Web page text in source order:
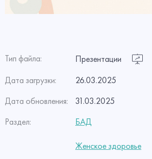
Тип файла:
Презентации
Дата загрузки:
26.03.2025
Дата обновления:
31.03.2025
Раздел:
БАД
Женское здоровье